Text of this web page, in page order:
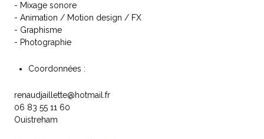
- Mixage sonore
- Animation / Motion design / FX
- Graphisme
- Photographie
Coordonnées :
renaudjaillette@hotmail.fr
06 83 55 11 60
Ouistreham